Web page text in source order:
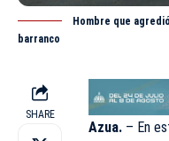
Hombre que
barranco
SHARE
Azua. – En